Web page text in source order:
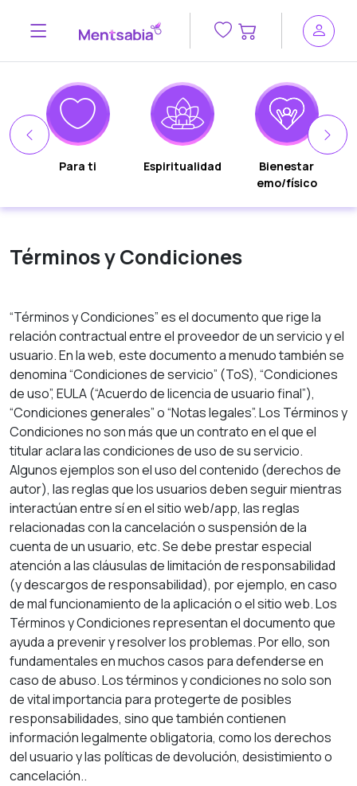
Para ti Espiritualidad
Bienestar
emo/físico
Términos y Condiciones
“Términos y Condiciones” es el documento que rige la
relación contractual entre el proveedor de un servicio y el
usuario. En la web, este documento a menudo también se
denomina “Condiciones de servicio” (ToS), “Condiciones
de uso”, EULA (“Acuerdo de licencia de usuario final”),
“Condiciones generales” o “Notas legales”. Los Términos y
Condiciones no son más que un contrato en el que el
titular aclara las condiciones de uso de su servicio.
Algunos ejemplos son el uso del contenido (derechos de
autor), las reglas que los usuarios deben seguir mientras
interactúan entre sí en el sitio web/app, las reglas
relacionadas con la cancelación o suspensión de la
cuenta de un usuario, etc. Se debe prestar especial
atención a las cláusulas de limitación de responsabilidad
(y descargos de responsabilidad), por ejemplo, en caso
de mal funcionamiento de la aplicación o el sitio web. Los
Términos y Condiciones representan el documento que
ayuda a prevenir y resolver los problemas. Por ello, son
fundamentales en muchos casos para defenderse en
caso de abuso. Los términos y condiciones no solo son
de vital importancia para protegerte de posibles
responsabilidades, sino que también contienen
información legalmente obligatoria, como los derechos
del usuario y las políticas de devolución, desistimiento o
cancelación..